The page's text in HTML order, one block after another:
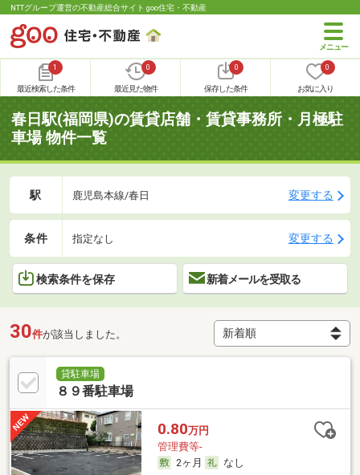
NTTグループ運営の不動産総合サイト goo住宅・不動産
1
最近検索した条件
0
最近見た物件
0
保存した条件
0
お気に入り
春日駅(福岡県)の賃貸店舗・賃貸事務所・月極駐
車場 物件一覧
駅 鹿児島本線/春日 変更する
条件 指定なし 変更する
検索条件を保存 新着メールを受取る
30件が該当しました。
貸駐車場
８９番駐車場
0.80万円
管理費等-
2ヶ月
なし